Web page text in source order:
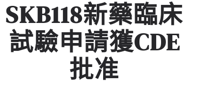
SKB118新藥臨床
試驗申請獲CDE
批准